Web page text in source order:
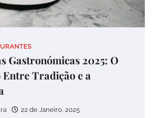
Gastronómicas 2025: O
Tradição e a
22 de Janeiro, 2025